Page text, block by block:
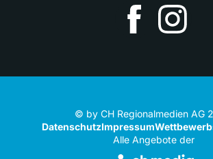
© by CH Regionalmedien AG
DatenschutzImpressum
Alle Angebote der